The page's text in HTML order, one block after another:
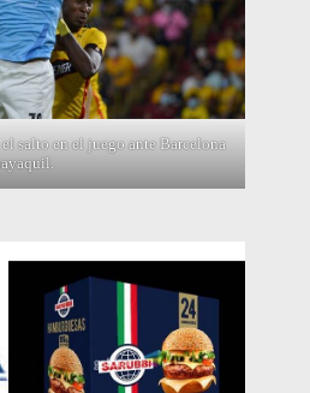
salto en el juego ante Barcelona